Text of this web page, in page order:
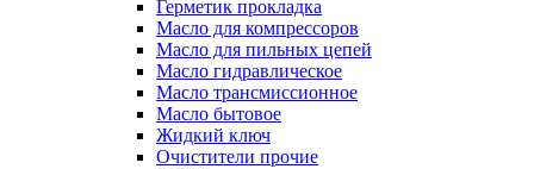
Герметик прокладка
Масло для компрессоров
Масло для пильных цепей
Масло гидравлическое
Масло трансмиссионное
Масло бытовое
Жидкий ключ
Очистители прочие